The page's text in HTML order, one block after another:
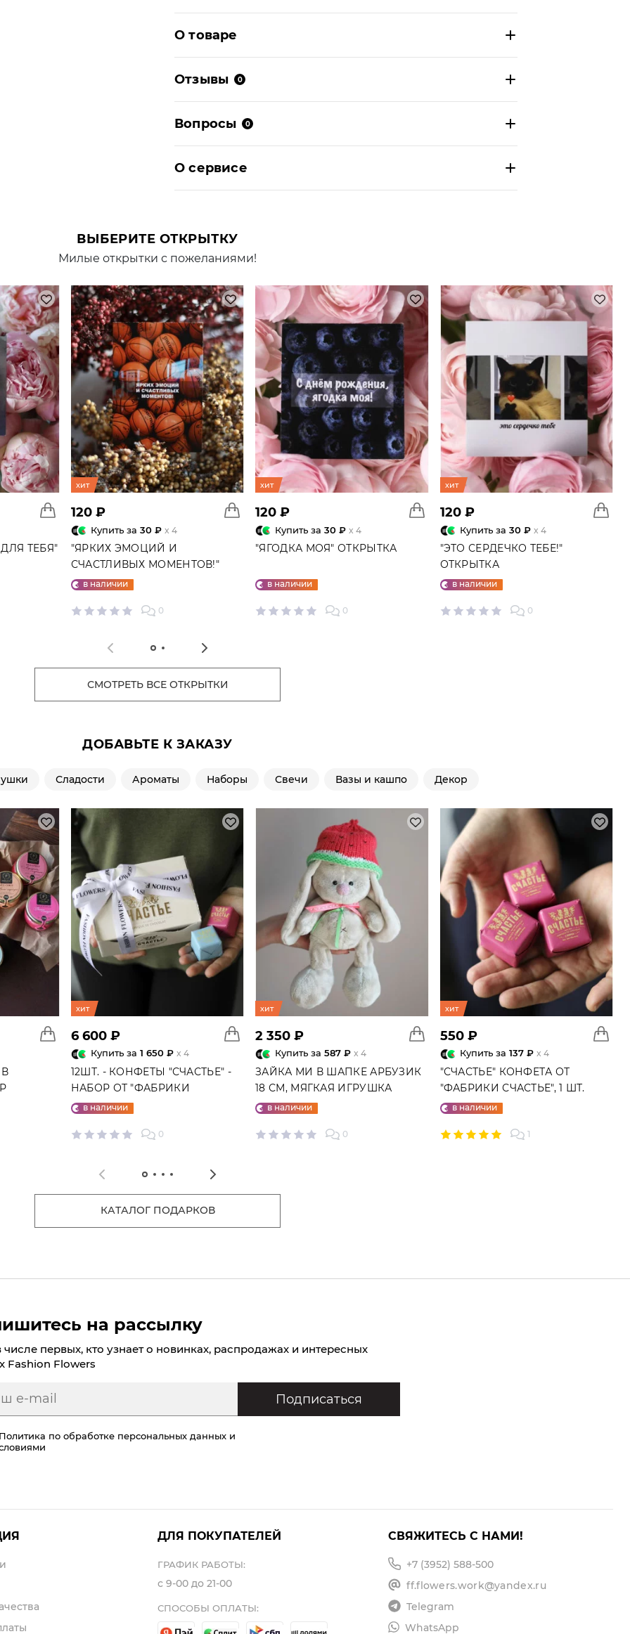
О товаре
Отзывы 0
Вопросы 0
О сервисе
ВЫБЕРИТЕ ОТКРЫТКУ
Милые открытки с пожеланиями!
ТЕБЯ"
хит
120 ₽
Купить за 30 ₽ x 4
"ЯРКИХ ЭМОЦИЙ И
СЧАСТЛИВЫХ МОМЕНТОВ!"
ОТКРЫТКА
в наличии
0
хит
120 ₽
Купить за 30 ₽ x 4
"ЯГОДКА МОЯ" ОТКРЫТКА
в наличии
0
хит
120 ₽
Купить за 30 ₽ x 4
"ЭТО СЕРДЕЧКО ТЕБЕ!"
ОТКРЫТКА
в наличии
0
СМОТРЕТЬ ВСЕ ОТКРЫТКИ
ДОБАВЬТЕ К ЗАКАЗУ
Сладости Ароматы Наборы Свечи Вазы и кашпо Декор
хит
6 600 ₽
Купить за 1 650 ₽ x 4
12ШТ. - КОНФЕТЫ "СЧАСТЬЕ" -
НАБОР ОТ "ФАБРИКИ
СЧАСТЬЕ"
в наличии
0
хит
2 350 ₽
Купить за 587 ₽ x 4
ЗАЙКА МИ В ШАПКЕ АРБУЗИК
18 СМ, МЯГКАЯ ИГРУШКА
в наличии
0
хит
550 ₽
Купить за 137 ₽ x 4
"СЧАСТЬЕ" КОНФЕТА ОТ
"ФАБРИКИ СЧАСТЬЕ", 1 ШТ.
в наличии
1
КАТАЛОГ ПОДАРКОВ
на рассылку
числе первых, кто узнает о новинках, распродажах и интересных
Fashion Flowers
по обработке персональных данных и
Подписаться
ДЛЯ ПОКУПАТЕЛЕЙ
ГРАФИК РАБОТЫ:
с 9-00 до 21-00
СПОСОБЫ ОПЛАТЫ:
СВЯЖИТЕСЬ С НАМИ!
+7 (3952) 588-500
ff.flowers.work@yandex.ru
Telegram
WhatsApp